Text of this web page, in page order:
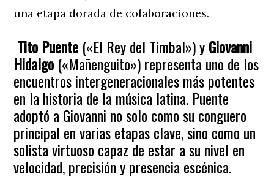
una etapa dorada de colaboraciones.
Tito Puente («El Rey del Timbal») yGiovanni
Hidalgo («Mañenguito») representa uno de los
encuentros intergeneracionales más potentes
en la historia de la música latina. Puente
adoptó a Giovanni no solo como su conguero
principal en varias etapas clave, sino como un
solista virtuoso capaz de estar a su nivel en
velocidad, precisión y presencia escénica.